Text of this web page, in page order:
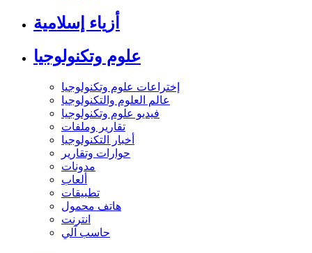
أزياء إسلامية
علوم وتكنولوجيا
إختراعات علوم وتكنولوجيا
عالم العلوم والتكنولوجيا
فيديو علوم وتكنولوجيا
تقارير وملفات
أخبار التكنولوجيا
حوارات وتقارير
مدونات
ألعاب
تطبيقات
هاتف محمول
انترنت
حاسب آلي